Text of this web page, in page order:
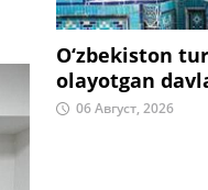
O‘zbekiston
olayotgan
06 Август, 2026